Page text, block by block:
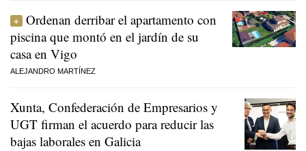
Ordenan derribar el apartamento con
piscina que montó en el jardín de su
casa en Vigo
ALEJANDRO MARTÍNEZ
Xunta, Confederación de Empresarios y
UGT firman el acuerdo para reducir las
bajas laborales en Galicia